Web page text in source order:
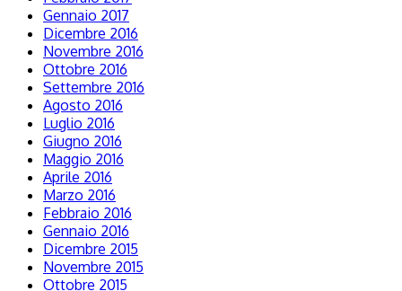
Gennaio 2017
Dicembre 2016
Novembre 2016
Ottobre 2016
Settembre 2016
Agosto 2016
Luglio 2016
Giugno 2016
Maggio 2016
Aprile 2016
Marzo 2016
Febbraio 2016
Gennaio 2016
Dicembre 2015
Novembre 2015
Ottobre 2015